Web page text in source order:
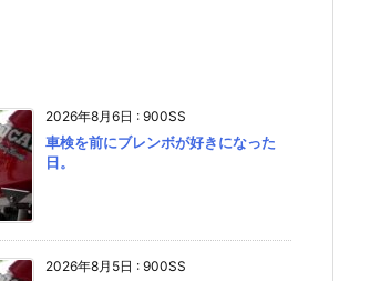
2026年8月6日 : 900SS
車検を前にブレンボが好きになった
日。
2026年8月5日 : 900SS